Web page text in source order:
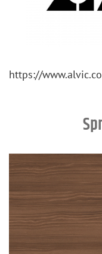
https://​